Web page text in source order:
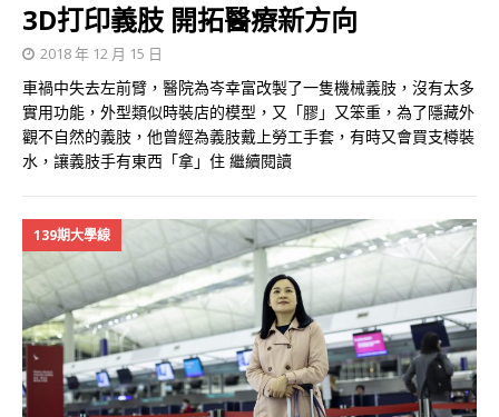
3D打印義肢 開拓醫療新方向
2018 年 12 月 15 日
車禍中失去左前臂，醫院為岑幸富改製了一隻機械義肢，沒有太多
實用功能，外型類似時裝店的模型，又「膠」又笨重，為了隱藏外
觀不自然的義肢，他曾經為義肢戴上勞工手套，有時又會買支樽裝
水，讓義肢手有東西「拿」住 繼續閱讀
139期大學線